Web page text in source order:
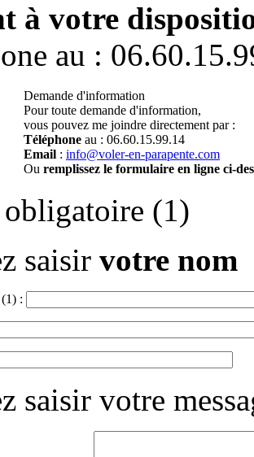
à votre
au :
Demande d'information
Pour toute demande d'information,
vous pouvez me joindre directement par :
Téléphone au : 06.60.15.99.14
Email : info@voler-en-parapente.com
Ou remplissez le formulaire en ligne ci-
obligatoire (1)
saisir votre nom
:
saisir votre